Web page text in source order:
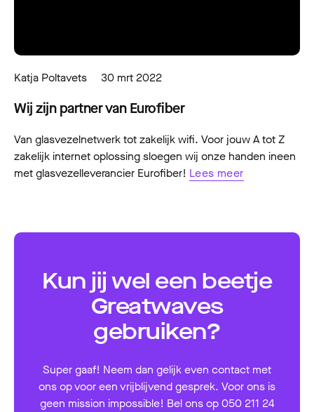
Katja Poltavets 30 mrt 2022
Wij zijn partner van Eurofiber
Van glasvezelnetwerk tot zakelijk wifi. Voor jouw A tot Z
zakelijk internet oplossing sloegen wij onze handen ineen
met glasvezelleverancier Eurofiber! Lees meer
Kun jij wel een beetje
Greatwaves
gebruiken?
Super gaaf! Neem dan gelijk even contact met
ons op voor een vrijblijvend gesprek. Voor ons is
geen mission impossible! Bel ons op 050 211 24